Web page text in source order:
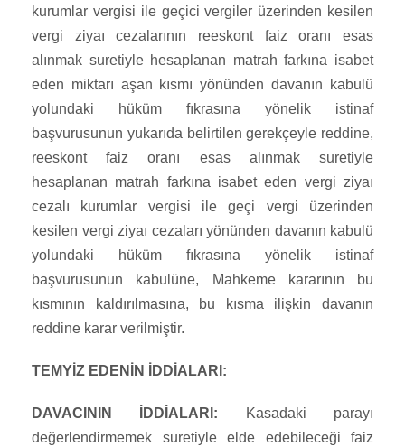
kurumlar vergisi ile geçici vergiler üzerinden kesilen
vergi ziyaı cezalarının reeskont faiz oranı esas
alınmak suretiyle hesaplanan matrah farkına isabet
eden miktarı aşan kısmı yönünden davanın kabulü
yolundaki hüküm fıkrasına yönelik istinaf
başvurusunun yukarıda belirtilen gerekçeyle reddine,
reeskont faiz oranı esas alınmak suretiyle
hesaplanan matrah farkına isabet eden vergi ziyaı
cezalı kurumlar vergisi ile geçi vergi üzerinden
kesilen vergi ziyaı cezaları yönünden davanın kabulü
yolundaki hüküm fıkrasına yönelik istinaf
başvurusunun kabulüne, Mahkeme kararının bu
kısmının kaldırılmasına, bu kısma ilişkin davanın
reddine karar verilmiştir.
TEMYİZ EDENİN İDDİALARI:
DAVACININ İDDİALARI: Kasadaki parayı
değerlendirmemek suretiyle elde edebileceği faiz